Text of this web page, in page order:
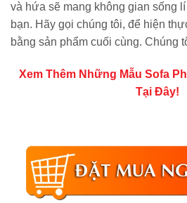
và hứa sẽ mang không gian sống
bạn. Hãy gọi chúng tôi, để hiện
bằng sản phẩm cuối cùng. Chúng
Xem Thêm Những Mẫu Sofa
Tại Đây!